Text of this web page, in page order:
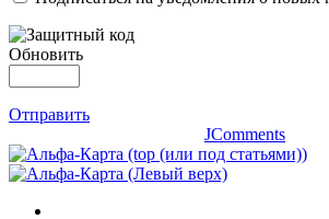
Обновить
Отправить
JComments